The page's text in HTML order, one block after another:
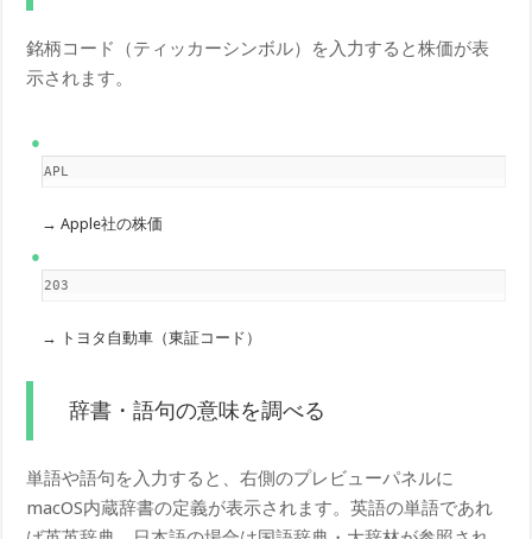
銘柄コード（ティッカーシンボル）を入力すると株価が表
示されます。
AAPL
→ Apple社の株価
7203
→ トヨタ自動車（東証コード）
辞書・語句の意味を調べる
単語や語句を入力すると、右側のプレビューパネルに
macOS内蔵辞書の定義が表示されます。英語の単語であれ